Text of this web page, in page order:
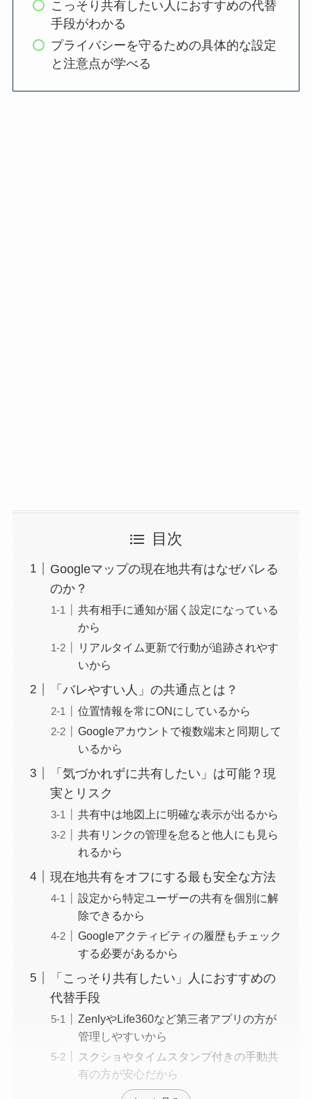
こっそり共有したい人におすすめの代替
手段がわかる
プライバシーを守るための具体的な設定
と注意点が学べる
目次
Googleマップの現在地共有はなぜバレる
のか？
共有相手に通知が届く設定になっている
から
リアルタイム更新で行動が追跡されやす
いから
「バレやすい人」の共通点とは？
位置情報を常にONにしているから
Googleアカウントで複数端末と同期して
いるから
「気づかれずに共有したい」は可能？現
実とリスク
共有中は地図上に明確な表示が出るから
共有リンクの管理を怠ると他人にも見ら
れるから
現在地共有をオフにする最も安全な方法
設定から特定ユーザーの共有を個別に解
除できるから
Googleアクティビティの履歴もチェック
する必要があるから
「こっそり共有したい」人におすすめの
代替手段
ZenlyやLife360など第三者アプリの方が
管理しやすいから
スクショやタイムスタンプ付きの手動共
有の方が安心だから